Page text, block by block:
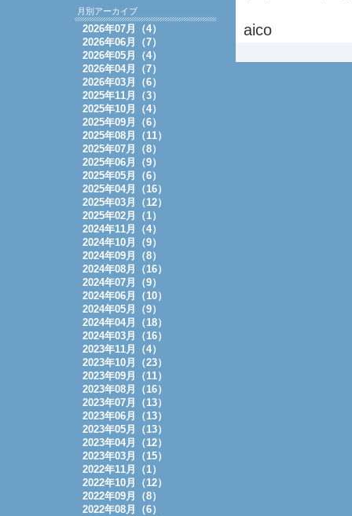
aico
月別アーカイブ
2026年07月（4）
2026年06月（7）
2026年05月（4）
2026年04月（7）
2026年03月（6）
2025年11月（3）
2025年10月（4）
2025年09月（6）
2025年08月（11）
2025年07月（8）
2025年06月（9）
2025年05月（6）
2025年04月（16）
2025年03月（12）
2025年02月（1）
2024年11月（4）
2024年10月（9）
2024年09月（8）
2024年08月（16）
2024年07月（9）
2024年06月（10）
2024年05月（9）
2024年04月（18）
2024年03月（16）
2023年11月（4）
2023年10月（23）
2023年09月（11）
2023年08月（16）
2023年07月（13）
2023年06月（13）
2023年05月（13）
2023年04月（12）
2023年03月（15）
2022年11月（1）
2022年10月（12）
2022年09月（8）
2022年08月（6）